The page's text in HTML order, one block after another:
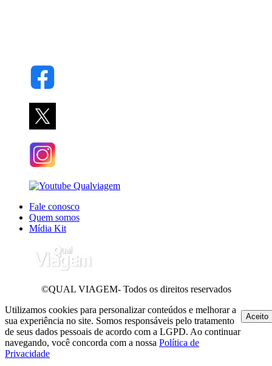
Fale conosco
Quem somos
Mídia Kit
©QUAL VIAGEM- Todos os direitos reservados
Utilizamos cookies para personalizar conteúdos e melhorar a
sua experiência no site. Somos responsáveis pelo tratamento
de seus dados pessoais de acordo com a LGPD. Ao continuar
navegando, você concorda com a nossa Política de
Privacidade
Aceito